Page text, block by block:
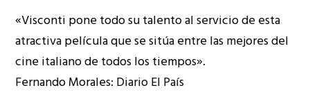
«Visconti pone todo su talento al servicio de esta
atractiva película que se sitúa entre las mejores del
cine italiano de todos los tiempos».
Fernando Morales: Diario El País